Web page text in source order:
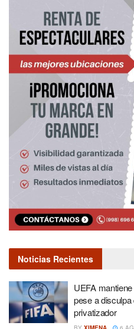
Noticias Recientes
UEFA
pese a disculpa
privatizador